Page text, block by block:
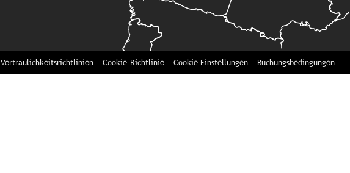
Vertraulichkeitsrichtlinien Cookie-Richtlinie Cookie Einstellungen Buchungsbedingungen